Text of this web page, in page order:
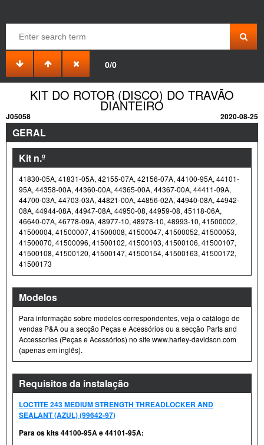
0/0
KIT DO ROTOR (DISCO) DO TRAVÃO
DIANTEIRO
J05058 2020-08-25
GERAL
Kit n.º
41830-05A, 41831-05A, 42155-07A, 42156-07A, 44100-95A, 44101-
95A, 44358-00A, 44360-00A, 44365-00A, 44367-00A, 44411-09A,
44700-03A, 44703-03A, 44821-00A, 44856-02A, 44940-08A, 44942-
08A, 44944-08A, 44947-08A, 44950-08, 44959-08, 45118-06A,
46640-07A, 46778-09A, 48977-10, 48978-10, 48993-10, 41500002,
41500004, 41500007, 41500008, 41500047, 41500052, 41500053,
41500070, 41500096, 41500102, 41500103, 41500106, 41500107,
41500108, 41500120, 41500147, 41500154, 41500163, 41500172,
41500173
Modelos
Para informação sobre modelos correspondentes, veja o catálogo de
vendas P&A ou a secção Peças e Acessórios ou a secção Parts and
Accessories (Peças e Acessórios) no site www.harley-davidson.com
(apenas em inglês).
Requisitos da instalação
LOCTITE 243 MEDIUM STRENGTH THREADLOCKER AND
SEALANT (AZUL) (99642-97)
Para os kits 44100-95A e 44101-95A: